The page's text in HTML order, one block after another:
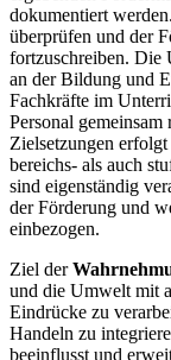
dokumentiert
überprüfen und der
fortzuschreiben. Die
an der Bildung und
Fachkräfte im
Personal
Zielsetzungen
bereichs- als auch
sind eigenständig
der Förderung und
einbezogen.
Ziel der
und die Umwelt mit
Eindrücke zu
Handeln zu
beeinflusst und